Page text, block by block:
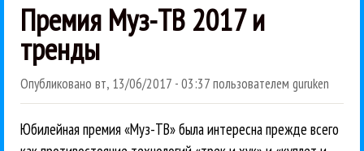
Премия Муз-ТВ 2017 и
тренды
Опубликовано вт, 13/06/2017 - 03:37пользователем guruken
Юбилейная премия «Муз-ТВ» была интересна прежде всего